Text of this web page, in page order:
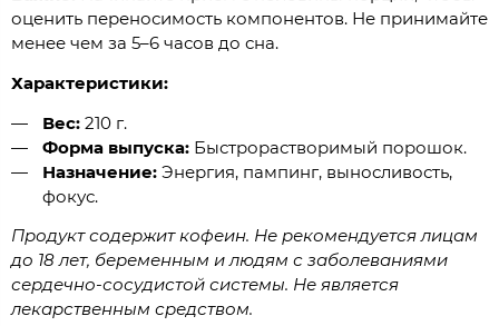
оценить переносимость компонентов. Не принимайте
менее чем за 5–6 часов до сна.
Характеристики:
Вес:210 г.
Форма выпуска:Быстрорастворимый порошок.
Назначение:Энергия, пампинг, выносливость,
фокус.
Продукт содержит кофеин. Не рекомендуется лицам
до 18 лет, беременным и людям с заболеваниями
сердечно-сосудистой системы. Не является
лекарственным средством.